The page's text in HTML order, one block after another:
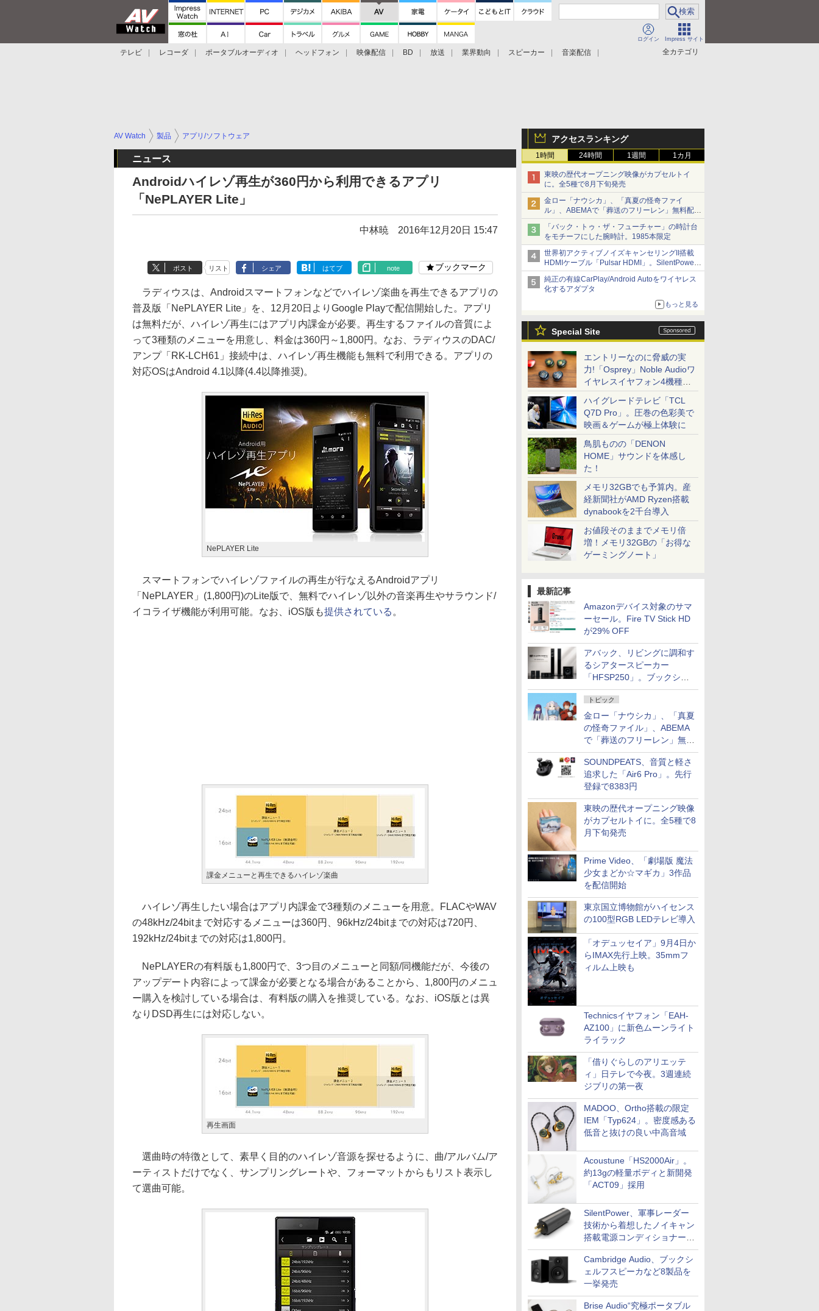
ログイン Impress サイト
全カテゴリ
テレビ レコーダ ポータブルオーディオ ヘッドフォン 映像配信 BD 放送 業界動向 スピーカー
音楽配信
アクセスランキング
1時間 24時間 1週間 1カ月
東映の歴代オープニング映像がカプセルトイ
に。全5種で8月下旬発売
金ロー「ナウシカ」、「真夏の怪奇ファイ
ル」、ABEMAで「葬送のフリーレン」無料配信
など。夏の特番・配信情報
「バック・トゥ・ザ・フューチャー」の時計台
をモチーフにした腕時計。1985本限定
世界初アクティブノイズキャンセリングII搭載
HDMIケーブル「Pulsar HDMI」。SilentPower
から
純正の有線CarPlay/Android Autoをワイヤレス
化するアダプタ
もっと見る
Special Site
エントリーなのに脅威の実
力!「Osprey」Noble Audioワ
イヤレスイヤフォン4機種を
一気に聴く
ハイグレードテレビ「TCL
Q7D Pro」。圧巻の色彩美で
映画＆ゲームが極上体験に
鳥肌ものの「DENON
HOME」サウンドを体感し
た！
メモリ32GBでも予算内。産
経新聞社がAMD Ryzen搭載
dynabookを2千台導入
お値段そのままでメモリ倍
増！メモリ32GBの「お得な
ゲーミングノート」
最新記事
Amazonデバイス対象のサマ
ーセール。Fire TV Stick HD
が29% OFF
アバック、リビングに調和す
るシアタースピーカー
「HFSP250」。ブックシェ
ルフはペア3万円以下
トピック
金ロー「ナウシカ」、「真夏
の怪奇ファイル」、ABEMA
で「葬送のフリーレン」無料
配信など。夏の特番・配信情
報
SOUNDPEATS、音質と軽さ
追求した「Air6 Pro」。先行
登録で8383円
東映の歴代オープニング映像
がカプセルトイに。全5種で8
月下旬発売
Prime Video、「劇場版 魔法
少女まどか☆マギカ」3作品
を配信開始
東京国立博物館がハイセンス
の100型RGB LEDテレビ導入
「オデュッセイア」9月4日か
らIMAX先行上映。35mmフ
ィルム上映も
Technicsイヤフォン「EAH-
AZ100」に新色ムーンライト
ライラック
「借りぐらしのアリエッテ
ィ」日テレで今夜。3週連続
ジブリの第一夜
MADOO、Ortho搭載の限定
IEM「Typ624」。密度感ある
低音と抜けの良い中高音域
Acoustune「HS2000Air」。
約13gの軽量ボディと新開発
「ACT09」採用
SilentPower、軍事レーダー
技術から着想したノイキャン
搭載電源コンディショナー
「AC iPurifier2」
Cambridge Audio、ブックシ
ェルフスピーカなど8製品を
一挙発売
Brise Audio“究極ポータブル
AV Watch 製品 アプリ/ソフトウェア
ニュース
Androidハイレゾ再生が360円から利用できるアプリ
「NePLAYER Lite」
中林暁 2016年12月20日 15:47
ポスト リスト シェア はてブ note ブックマーク
ラディウスは、Androidスマートフォンなどでハイレゾ楽曲を再生できるアプリの
普及版「NePLAYER Lite」を、12月20日よりGoogle Playで配信開始した。アプリ
は無料だが、ハイレゾ再生にはアプリ内課金が必要。再生するファイルの音質によ
って3種類のメニューを用意し、料金は360円～1,800円。なお、ラディウスのDAC/
アンプ「RK-LCH61」接続中は、ハイレゾ再生機能も無料で利用できる。アプリの
対応OSはAndroid 4.1以降(4.4以降推奨)。
NePLAYER Lite
スマートフォンでハイレゾファイルの再生が行なえるAndroidアプリ
「NePLAYER」(1,800円)のLite版で、無料でハイレゾ以外の音楽再生やサラウンド/
イコライザ機能が利用可能。なお、iOS版も提供されている 。
課金メニューと再生できるハイレゾ楽曲
ハイレゾ再生したい場合はアプリ内課金で3種類のメニューを用意。FLACやWAV
の48kHz/24bitまで対応するメニューは360円、96kHz/24bitまでの対応は720円、
192kHz/24bitまでの対応は1,800円。
NePLAYERの有料版も1,800円で、3つ目のメニューと同額/同機能だが、今後の
アップデート内容によって課金が必要となる場合があることから、1,800円のメニュ
ー購入を検討している場合は、有料版の購入を推奨している。なお、iOS版とは異
なりDSD再生には対応しない。
再生画面
選曲時の特徴として、素早く目的のハイレゾ音源を探せるように、曲/アルバム/ア
ーティストだけでなく、サンプリングレートや、フォーマットからもリスト表示し
て選曲可能。